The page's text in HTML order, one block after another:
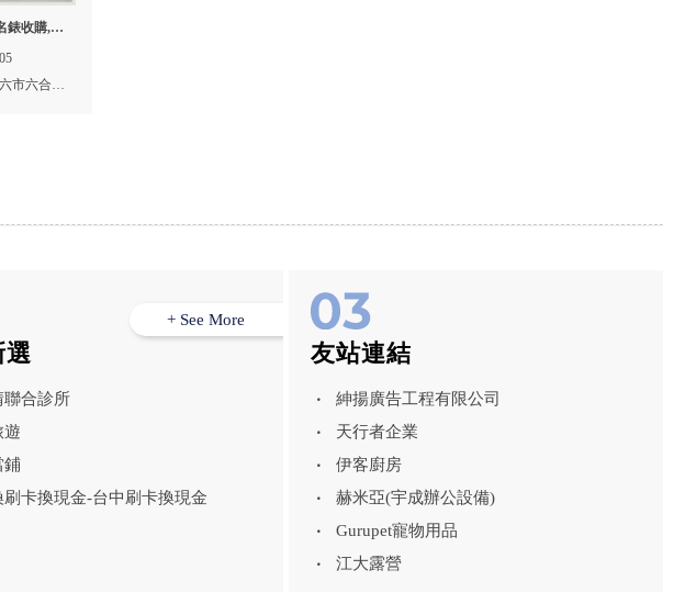
錶收購,手
收購,斗
市六合街
聯合診所
遊
鋪
刷卡換現金-台中刷卡換現金
+ See More
友站連結
紳揚廣告工程有限公司
天行者企業
伊客廚房
赫米亞(宇成辦公設備)
Gurupet寵物用品
江大露營